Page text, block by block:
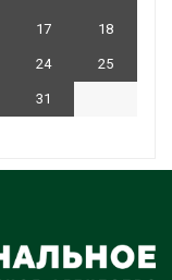
17 18
24 25
31